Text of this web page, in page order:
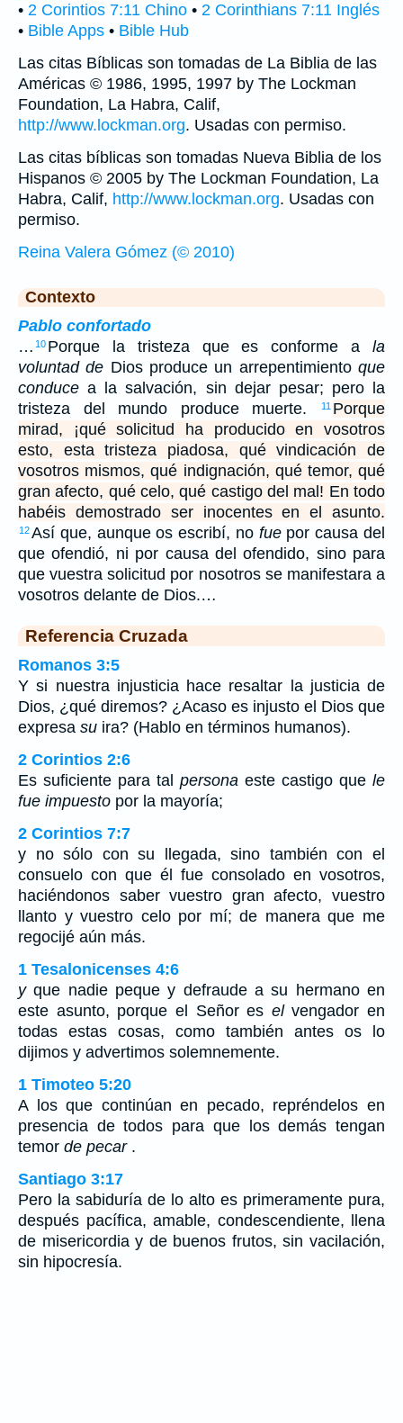
• 2 Corintios 7:11 Chino • 2 Corinthians 7:11 Inglés
• Bible Apps • Bible Hub
Las citas Bíblicas son tomadas de La Biblia de las
Américas © 1986, 1995, 1997 by The Lockman
Foundation, La Habra, Calif,
http://www.lockman.org. Usadas con permiso.
Las citas bíblicas son tomadas Nueva Biblia de los
Hispanos © 2005 by The Lockman Foundation, La
Habra, Calif, http://www.lockman.org. Usadas con
permiso.
Reina Valera Gómez (© 2010)
Contexto
Pablo confortado
… 10 Porque la tristeza que es conforme a la
voluntad de Dios produce un arrepentimientoque
conduce a la salvación, sin dejar pesar; pero la
tristeza del mundo produce muerte.
11 Porque
mirad, ¡qué solicitud ha producido en vosotros
esto, esta tristeza piadosa, qué vindicación de
vosotros mismos, qué indignación, qué temor, qué
gran afecto, qué celo, qué castigo del mal! En todo
habéis demostrado ser inocentes en el asunto.
12Así que, aunque os escribí, no fuepor causa del
que ofendió, ni por causa del ofendido, sino para
que vuestra solicitud por nosotros se manifestara a
vosotros delante de Dios.…
Referencia Cruzada
Romanos 3:5
Y si nuestra injusticia hace resaltar la justicia de
Dios, ¿qué diremos? ¿Acaso es injusto el Dios que
expresa su ira? (Hablo en términos humanos).
2 Corintios 2:6
Es suficiente para tal persona este castigo que le
fue impuesto por la mayoría;
2 Corintios 7:7
y no sólo con su llegada, sino también con el
consuelo con que él fue consolado en vosotros,
haciéndonos saber vuestro gran afecto, vuestro
llanto y vuestro celo por mí; de manera que me
regocijé aún más.
1 Tesalonicenses 4:6
yque nadie peque y defraude a su hermano en
este asunto, porque el Señor es elvengador en
todas estas cosas, como también antes os lo
dijimos y advertimos solemnemente.
1 Timoteo 5:20
A los que continúan en pecado, repréndelos en
presencia de todos para que los demás tengan
temor de pecar.
Santiago 3:17
Pero la sabiduría de lo alto es primeramente pura,
después pacífica, amable, condescendiente, llena
de misericordia y de buenos frutos, sin vacilación,
sin hipocresía.